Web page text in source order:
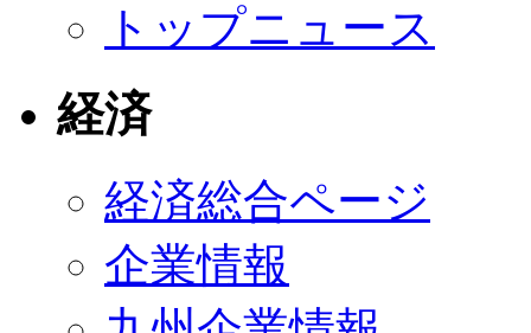
トップニュース
経済
経済総合ページ
企業情報